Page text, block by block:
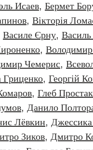
Исаев, Бермет
, Вікторія
Василе Єрну,
,
Чемерис,
Гриценко, Георгiй
, Глеб
, Данило
Лёвкин,
Зиков, Дмитро